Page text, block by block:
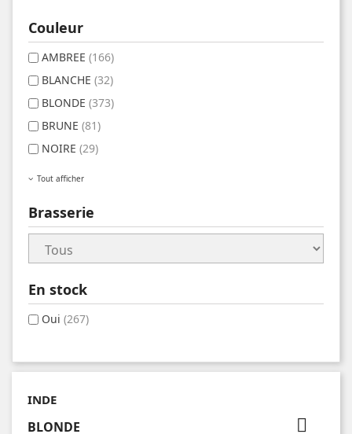
Couleur
AMBREE (166)
BLANCHE (32)
BLONDE (373)
BRUNE (81)
NOIRE (29)
Tout afficher
Brasserie
En stock
Oui (267)
INDE
BLONDE 